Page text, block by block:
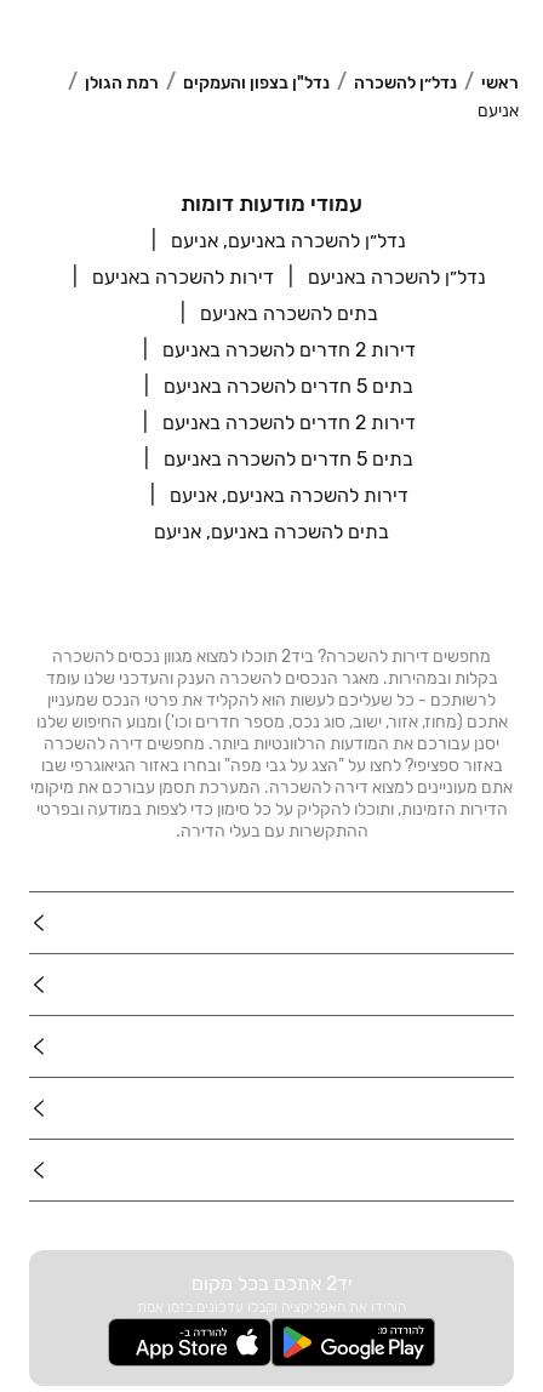
ראשי נדל״ן להשכרה נדל"ן בצפון והעמקים
רמת הגולן
אניעם
עמודי מודעות דומות
נדל״ן להשכרה באניעם, אניעם
נדל״ן להשכרה באניעם
דירות להשכרה באניעם
בתים להשכרה באניעם
דירות 2 חדרים להשכרה באניעם
בתים 5 חדרים להשכרה באניעם
דירות 2 חדרים להשכרה באניעם
בתים 5 חדרים להשכרה באניעם
דירות להשכרה באניעם, אניעם
בתים להשכרה באניעם, אניעם
מחפשים דירות להשכרה? ביד2 תוכלו למצוא מגוון נכסים להשכרה
בקלות ובמהירות. מאגר הנכסים להשכרה הענק והעדכני שלנו עומד
לרשותכם - כל שעליכם לעשות הוא להקליד את פרטי הנכס שמעניין
אתכם (מחוז, אזור, ישוב, סוג נכס, מספר חדרים וכו') ומנוע החיפוש שלנו
יסנן עבורכם את המודעות הרלוונטיות ביותר. מחפשים דירה להשכרה
באזור ספציפי? לחצו על "הצג על גבי מפה" ובחרו באזור הגיאוגרפי שבו
אתם מעוניינים למצוא דירה להשכרה. המערכת תסמן עבורכם את מיקומי
הדירות הזמינות, ותוכלו להקליק על כל סימון כדי לצפות במודעה ובפרטי
ההתקשרות עם בעלי הדירה.
יד2 אתכם בכל מקום
הורידו את האפליקציה וקבלו עדכונים בזמן אמת